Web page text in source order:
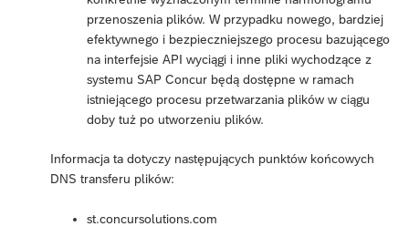
przenoszenia plików. W przypadku nowego, bardziej
efektywnego i bezpieczniejszego procesu bazującego
na interfejsie API wyciągi i inne pliki wychodzące z
systemu SAP Concur będą dostępne w ramach
istniejącego procesu przetwarzania plików w ciągu
doby tuż po utworzeniu plików.
Informacja ta dotyczy następujących punktów końcowych
DNS transferu plików:
st.concursolutions.com